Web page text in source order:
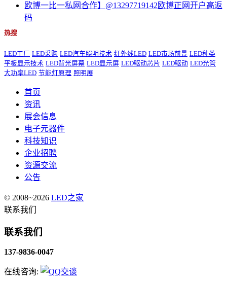
欧博一比一私网合作】@13297719142欧博正网开户高返
码
热搜
LED工厂 LED采购 LED汽车照明技术 红外线LED LED市场前景 LED种类
平板显示技术 LED背光屏幕 LED显示屏 LED驱动芯片 LED驱动 LED光管
大功率LED 节能灯原理 照明展
首页
资讯
展会信息
电子元器件
科技知识
企业招聘
资源交流
公告
© 2008~2026 LED之家
联系我们
联系我们
137-9836-0047
在线咨询: